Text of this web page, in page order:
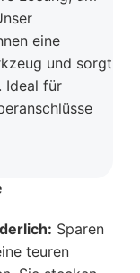
eine
und sorgt
Ideal für
Sparen
teuren